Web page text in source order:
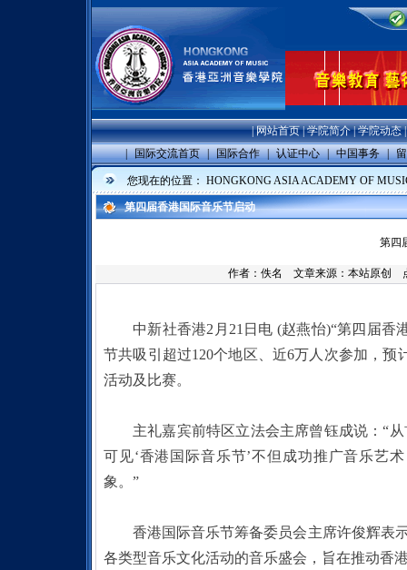
|网站首页|学院简介|学院动态
| 国际交流首页 | 国际合作 | 认证中心 | 中国事务 |
您现在的位置： HONGKONG ASIA ACADEMY OF
第四届香港国际音乐节启动
第四
作者：佚名 文章来源：本站原创
中新社香港2月21日电 (赵燕怡)“第四届
节共吸引超过120个地区、近6万人次参加，
活动及比赛。
主礼嘉宾前特区立法会主席曾钰成说：“
可见‘香港国际音乐节’不但成功推广音乐艺
象。”
香港国际音乐节筹备委员会主席许俊辉表
各类型音乐文化活动的音乐盛会，旨在推动香